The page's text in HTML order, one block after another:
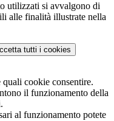
utilizzati si avvalgono di
alle finalità illustrate nella
tutti i cookies
quali cookie consentire.
il funzionamento della
al funzionamento potete